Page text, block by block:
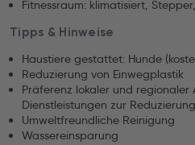
Fitnessraum: klimatisiert,
Tipps & Hinweise
Haustiere gestattet: Hunde
Reduzierung von Einwegplastik
Präferenz lokaler und regionaler
Dienstleistungen zur
Umweltfreundliche Reinigung
Wassereinsparung